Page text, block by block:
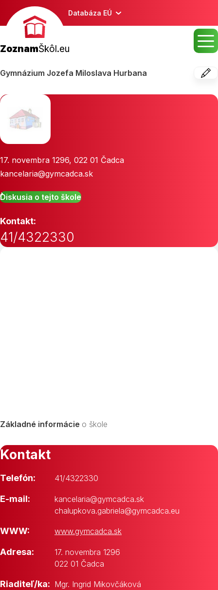
Databáza EÚ
ZoznamŠkôl.eu
Gymnázium Jozefa Miloslava Hurbana
17. novembra 1296, 022 01 Čadca
kancelaria@gymcadca.sk
Diskusia o tejto škole
Kontakt:
41/4322330
Základné informácie o škole
Kontakt
Telefón: 41/4322330
E-mail:
kancelaria@gymcadca.sk
chalupkova.gabriela@gymcadca.eu
WWW: www.gymcadca.sk
Adresa:
17. novembra 1296
022 01 Čadca
Riaditeľ/ka: Mgr. Ingrid Mikovčáková